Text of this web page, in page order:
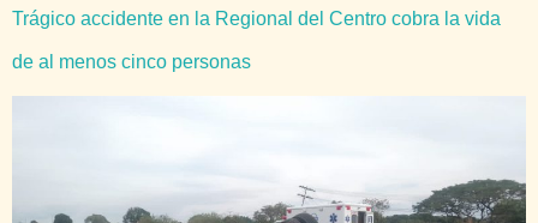
Trágico accidente en la Regional del Centro cobra la vida
de al menos cinco personas